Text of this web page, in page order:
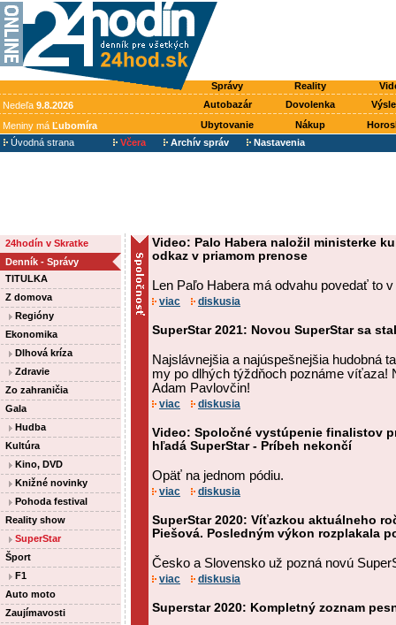
Správy Reality
Nedeľa 9.8.2026 Autobazár Dovolenka
Meniny má Ľubomíra Ubytovanie Nákup
Úvodná strana
Včera Archív správ Nastavenia
24hodín v Skratke
Denník - Správy
TITULKA
Z domova
Regióny
Ekonomika
Dlhová kríza
Zdravie
Zo zahraničia
Gala
Hudba
Kultúra
Kino, DVD
Knižné novinky
Pohoda festival
Reality show
SuperStar
Šport
F1
Auto moto
Zaujímavosti
Video: Palo Habera naložil ministerke
odkaz v priamom prenose
Len Paľo Habera má odvahu povedať to
viac diskusia
SuperStar 2021: Novou SuperStar sa
Najslávnejšia a najúspešnejšia hudobná
my po dlhých týždňoch poznáme víťaza!
Adam Pavlovčin!
viac diskusia
Video: Spoločné vystúpenie finalistov
hľadá SuperStar - Príbeh nekončí
Opäť na jednom pódiu.
viac diskusia
SuperStar 2020: Víťazkou aktuálneho
Piešová. Posledným výkon rozplakala
Česko a Slovensko už pozná novú
viac diskusia
Superstar 2020: Kompletný zoznam